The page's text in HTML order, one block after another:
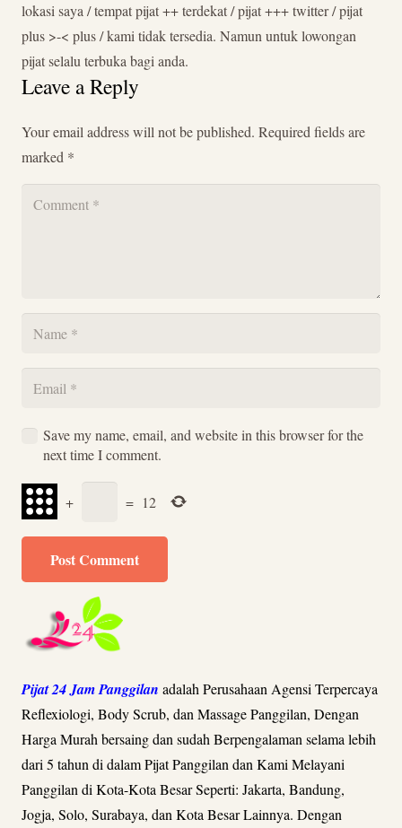
lokasi saya / tempat pijat ++ terdekat / pijat +++ twitter / pijat
plus >-< plus / kami tidak tersedia. Namun untuk lowongan
pijat selalu terbuka bagi anda.
Leave a Reply
Your email address will not be published. Required fields are
marked *
Save my name, email, and website in this browser for the
next time I comment.
+ = 12
Post Comment
Pijat 24 Jam Panggilan adalah Perusahaan Agensi Terpercaya
Reflexiologi, Body Scrub, dan Massage Panggilan, Dengan
Harga Murah bersaing dan sudah Berpengalaman selama lebih
dari 5 tahun di dalam Pijat Panggilan dan Kami Melayani
Panggilan di Kota-Kota Besar Seperti: Jakarta, Bandung,
Jogja, Solo, Surabaya, dan Kota Besar Lainnya. Dengan